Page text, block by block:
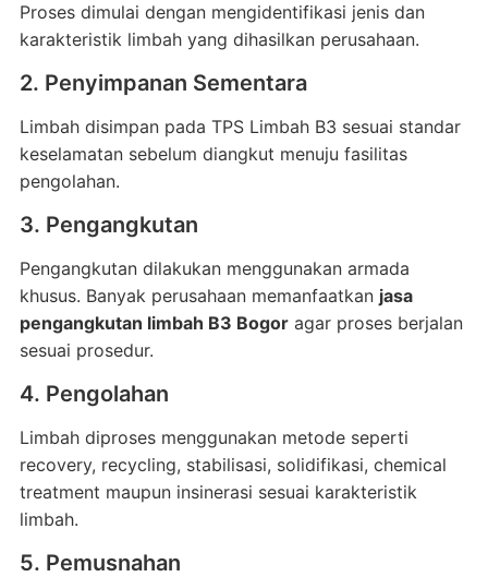
Proses dimulai dengan mengidentifikasi jenis dan
karakteristik limbah yang dihasilkan perusahaan.
2. Penyimpanan Sementara
Limbah disimpan pada TPS Limbah B3 sesuai standar
keselamatan sebelum diangkut menuju fasilitas
pengolahan.
3. Pengangkutan
Pengangkutan dilakukan menggunakan armada
khusus. Banyak perusahaan memanfaatkan jasa
pengangkutan limbah B3 Bogoragar proses berjalan
sesuai prosedur.
4. Pengolahan
Limbah diproses menggunakan metode seperti
recovery, recycling, stabilisasi, solidifikasi, chemical
treatment maupun insinerasi sesuai karakteristik
limbah.
5. Pemusnahan